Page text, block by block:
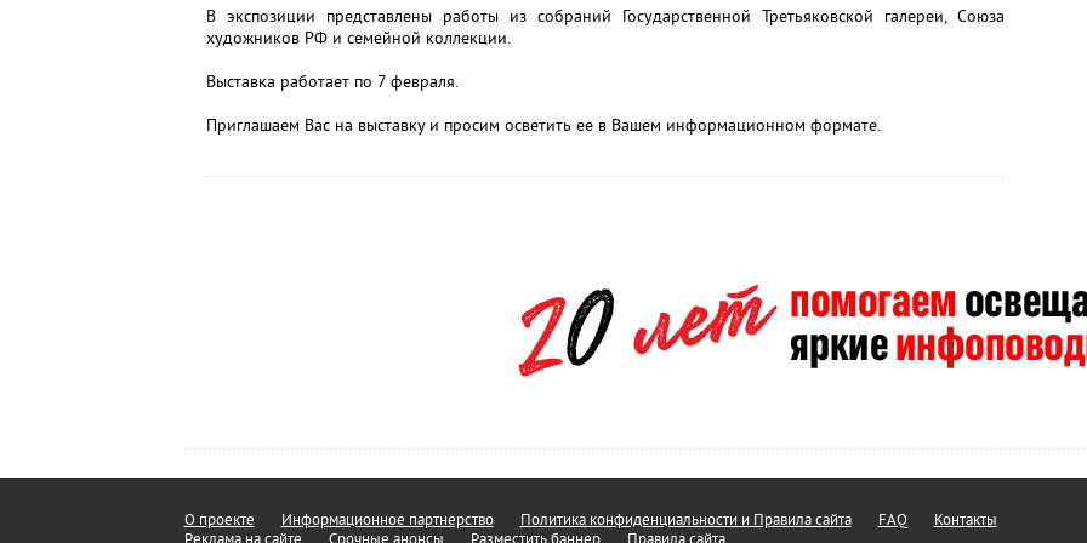
В экспозиции представлены работы из собраний Государственной Третьяковской галереи, Союза
художников РФ и семейной коллекции.
Выставка работает по 7 февраля.
Приглашаем Вас на выставку и просим осветить ее в Вашем информационном формате.
О проекте Информационное партнерство Политика конфиденциальности и Правила сайта FAQ
Контакты